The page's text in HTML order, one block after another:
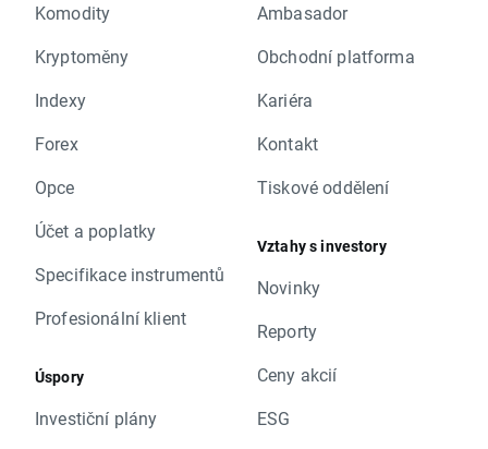
Komodity
Kryptoměny
Indexy
Forex
Opce
Účet a poplatky
Specifikace instrumentů
Profesionální klient
Úspory
Investiční plány
Ambasador
Obchodní platforma
Kariéra
Kontakt
Tiskové oddělení
Vztahy s investory
Novinky
Reporty
Ceny akcií
ESG